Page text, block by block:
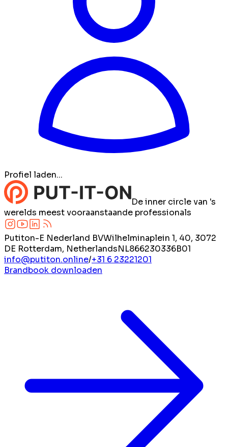
Profiel laden...
De inner circle van 's
werelds meest vooraanstaande professionals
Putiton-E Nederland BVWilhelminaplein 1, 40, 3072
DE Rotterdam, NetherlandsNL866230336B01
info@putiton.online/+31 6 23221201
Brandbook downloaden